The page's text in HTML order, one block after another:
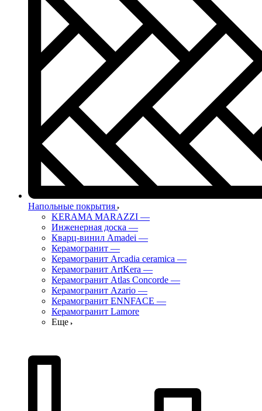
Напольные покрытия
KERAMA MARAZZI —
Инженерная доска —
Кварц-винил Amadei —
Керамогранит —
Керамогранит Arcadia ceramica —
Керамогранит ArtKera —
Керамогранит Atlas Concorde —
Керамогранит Azario —
Керамогранит ENNFACE —
Керамогранит Lamore
Еще